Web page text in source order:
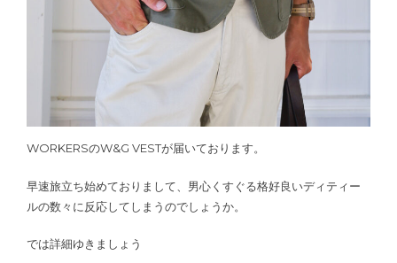
WORKERSのW&G VESTが届いております。
早速旅立ち始めておりまして、男心くすぐる格好良いディティー
ルの数々に反応してしまうのでしょうか。
では詳細ゆきましょう